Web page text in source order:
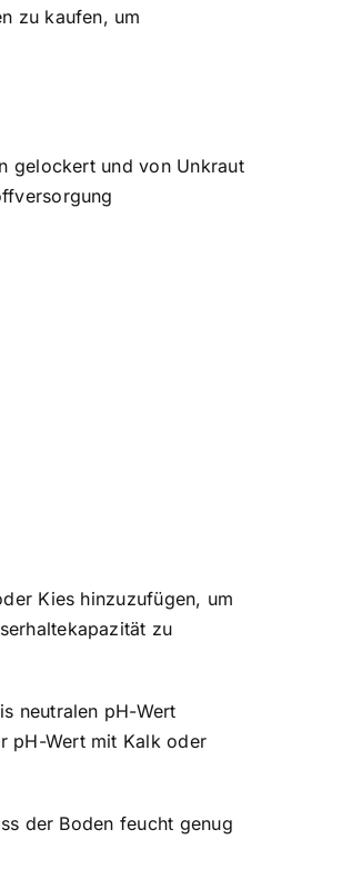
zu kaufen, um
gelockert und von Unkraut
Kies hinzuzufügen, um
zu
neutralen pH-Wert
pH-Wert mit Kalk oder
der Boden feucht genug